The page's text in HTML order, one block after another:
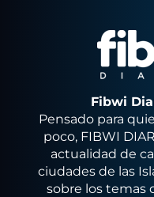
Fibwi
Pensado para
poco, FIBWI
actualidad de
ciudades de las
sobre los temas